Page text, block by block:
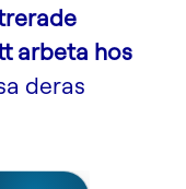
arbeta hos
deras